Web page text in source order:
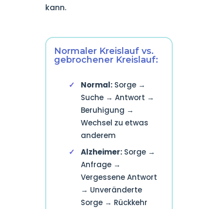
kann.
Normaler Kreislauf vs.
gebrochener Kreislauf:
Normal:Sorge →
Suche → Antwort →
Beruhigung →
Wechsel zu etwas
anderem
Alzheimer:Sorge →
Anfrage →
Vergessene Antwort
→ Unveränderte
Sorge → Rückkehr